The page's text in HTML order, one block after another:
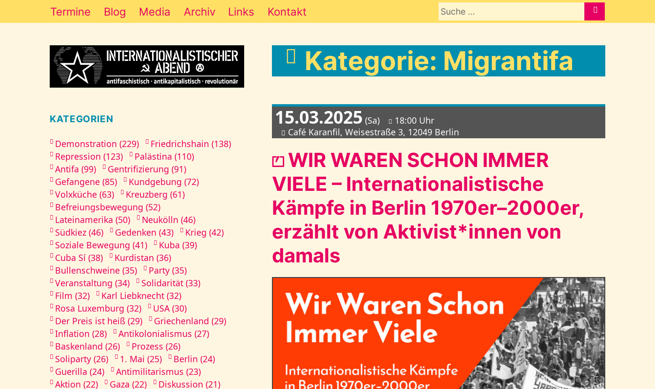
Termine Blog Media Archiv Links Kontakt
Kategorie: Migrantifa
15.03.2025 (Sa)
18:00 Uhr
Café Karanfil, Weisestraße 3, 12049 Berlin
⏍ WIR WAREN SCHON IMMER
VIELE – Internationalistische
Kämpfe in Berlin 1970er–2000er,
erzählt von Aktivist*innen von
damals
KATEGORIEN
Demonstration (229)
Friedrichshain (138)
Repression (123)
Palästina (110)
Antifa (99)
Gentrifizierung (91)
Gefangene (85)
Kundgebung (72)
Volxküche (63)
Kreuzberg (61)
Befreiungsbewegung (52)
Lateinamerika (50)
Neukölln (46)
Südkiez (46)
Gedenken (43)
Krieg (42)
Soziale Bewegung (41)
Kuba (39)
Cuba Sí (38)
Kurdistan (36)
Bullenschweine (35)
Party (35)
Veranstaltung (34)
Solidarität (33)
Film (32)
Karl Liebknecht (32)
Rosa Luxemburg (32)
USA (30)
Der Preis ist heiß (29)
Griechenland (29)
Inflation (28)
Antikolonialismus (27)
Baskenland (26)
Prozess (26)
Soliparty (26)
1. Mai (25)
Berlin (24)
Guerilla (24)
Antimilitarismus (23)
Aktion (22)
Gaza (22)
Diskussion (21)